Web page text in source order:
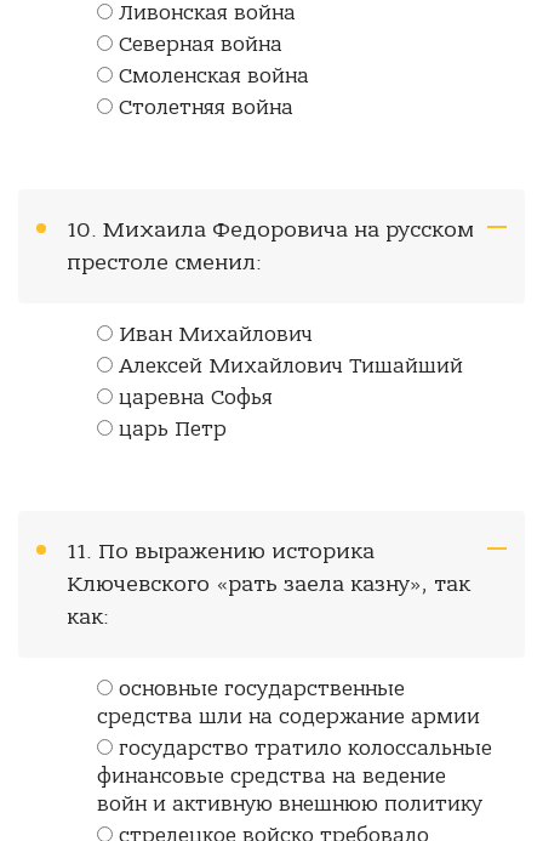
Ливонская война
Северная война
Смоленская война
Столетняя война
10. Михаила Федоровича на русском
престоле сменил:
Иван Михайлович
Алексей Михайлович Тишайший
царевна Софья
царь Петр
11. По выражению историка
Ключевского «рать заела казну», так
как:
основные государственные
средства шли на содержание армии
государство тратило колоссальные
финансовые средства на ведение
войн и активную внешнюю политику
стрелецкое войско требовало